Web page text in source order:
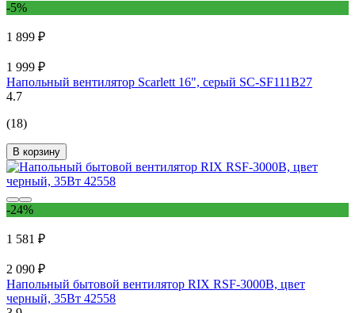
-5%
1 899 ₽
1 999 ₽
Напольный вентилятор Scarlett 16", серый SC-SF111B27
4.7
(18)
В корзину
-24%
1 581 ₽
2 090 ₽
Напольный бытовой вентилятор RIX RSF-3000B, цвет
черный, 35Вт 42558